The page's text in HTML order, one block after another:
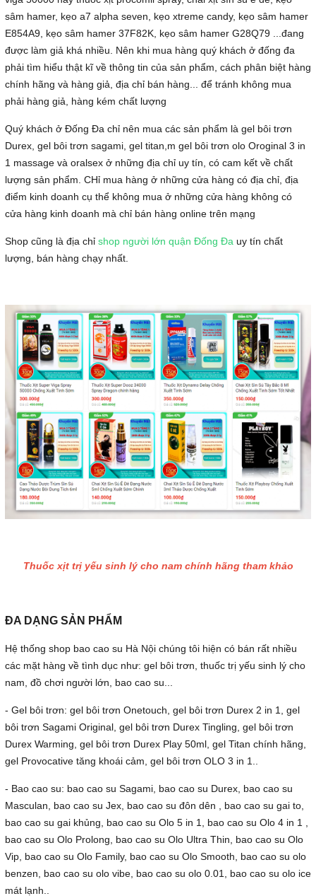
sâm hamer, kẹo a7 alpha seven, kẹo xtreme candy, kẹo sâm hamer
E854A9, kẹo sâm hamer 37F82K, kẹo sâm hamer G28Q79 ...đang
được làm giả khá nhiều. Nên khi mua hàng quý khách ở đống đa
phải tìm hiểu thật kĩ về thông tin của sản phẩm, cách phân biệt hàng
chính hãng và hàng giả, địa chỉ bán hàng... để tránh không mua
phải hàng giả, hàng kém chất lượng
Quý khách ở Đống Đa chỉ nên mua các sản phẩm là gel bôi trơn
Durex, gel bôi trơn sagami, gel titan,m gel bôi trơn olo Oroginal 3 in
1 massage và oralsex ở những địa chỉ uy tín, có cam kết về chất
lượng sản phẩm. CHỉ mua hàng ở những cửa hàng có địa chỉ, địa
điểm kinh doanh cụ thể không mua ở những cửa hàng không có
cửa hàng kinh doanh mà chỉ bán hàng online trên mạng
Shop cũng là địa chỉ shop người lớn quận Đống Đa uy tín chất
lượng, bán hàng chạy nhất.
Thuốc xịt trị yếu sinh lý cho nam chính hãng tham khảo
ĐA DẠNG SẢN PHẨM
Hệ thống shop bao cao su Hà Nội chúng tôi hiện có bán rất nhiều
các mặt hàng về tình dục như: gel bôi trơn, thuốc trị yếu sinh lý cho
nam, đồ chơi người lớn, bao cao su...
- Gel bôi trơn: gel bôi trơn Onetouch, gel bôi trơn Durex 2 in 1, gel
bôi trơn Sagami Original, gel bôi trơn Durex Tingling, gel bôi trơn
Durex Warming, gel bôi trơn Durex Play 50ml, gel Titan chính hãng,
gel Provocative tăng khoái cảm, gel bôi trơn OLO 3 in 1..
- Bao cao su: bao cao su Sagami, bao cao su Durex, bao cao su
Masculan, bao cao su Jex, bao cao su đôn dên , bao cao su gai to,
bao cao su gai khủng, bao cao su Olo 5 in 1, bao cao su Olo 4 in 1 ,
bao cao su Olo Prolong, bao cao su Olo Ultra Thin, bao cao su Olo
Vip, bao cao su Olo Family, bao cao su Olo Smooth, bao cao su olo
benzen, bao cao su olo vibe, bao cao su olo 0.01, bao cao su olo ice
mát lạnh..